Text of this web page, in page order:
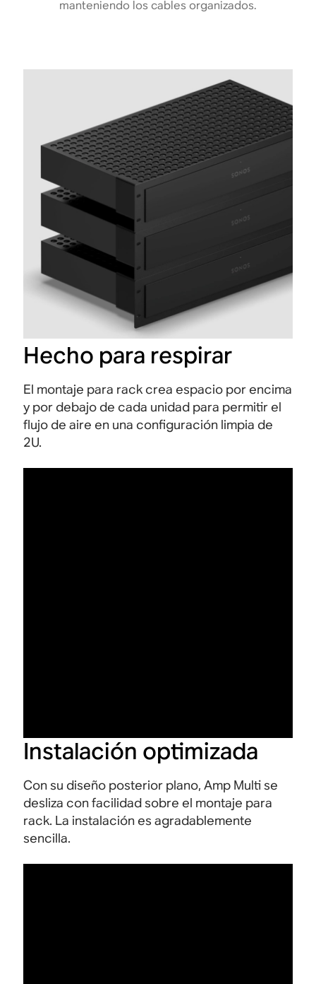
manteniendo los cables organizados.
Hecho para respirar
El montaje para rack crea espacio por encima
y por debajo de cada unidad para permitir el
flujo de aire en una configuración limpia de
2U.
Instalación optimizada
Con su diseño posterior plano, Amp Multi se
desliza con facilidad sobre el montaje para
rack. La instalación es agradablemente
sencilla.